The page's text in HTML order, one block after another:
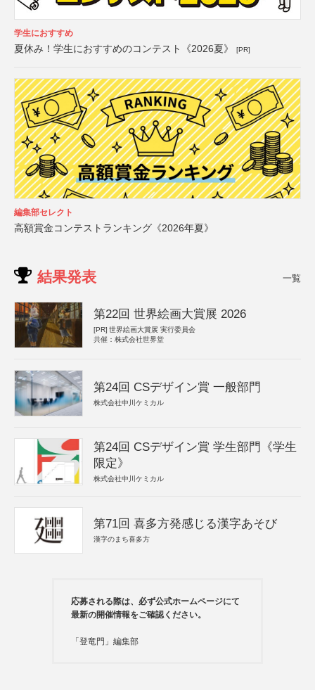
学生におすすめ
夏休み！学生におすすめのコンテスト《2026夏》 [PR]
編集部セレクト
高額賞金コンテストランキング《2026年夏》
結果発表 一覧
第22回 世界絵画大賞展 2026
[PR] 世界絵画大賞展 実行委員会
共催：株式会社世界堂
第24回 CSデザイン賞 一般部門
株式会社中川ケミカル
第24回 CSデザイン賞 学生部門《学生
限定》
株式会社中川ケミカル
第71回 喜多方発感じる漢字あそび
漢字のまち喜多方
応募される際は、必ず公式ホームページにて
最新の開催情報をご確認ください。
「登竜門」編集部